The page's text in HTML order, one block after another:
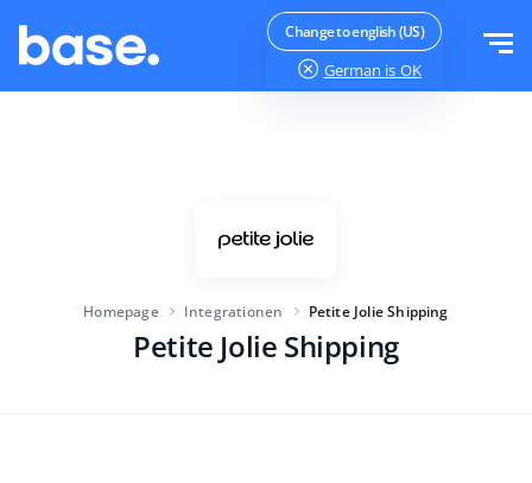
Change to english (US)
German is OK
Größe des Unternehmens
Für E-Commerce-Startups
Anmelden
Homepage Integrationen Petite Jolie Shipping
Petite Jolie Shipping